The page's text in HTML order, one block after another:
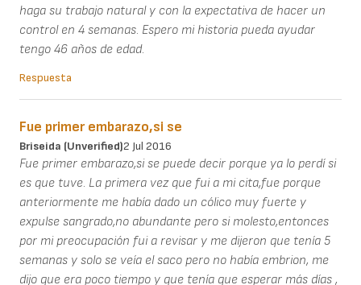
haga su trabajo natural y con la expectativa de hacer un
control en 4 semanas. Espero mi historia pueda ayudar
tengo 46 años de edad.
Respuesta
Fue primer embarazo,si se
Briseida (unverified)2 Jul 2016
Fue primer embarazo,si se puede decir porque ya lo perdí si
es que tuve. La primera vez que fui a mi cita,fue porque
anteriormente me había dado un cólico muy fuerte y
expulse sangrado,no abundante pero si molesto,entonces
por mi preocupación fui a revisar y me dijeron que tenía 5
semanas y solo se veía el saco pero no había embrion, me
dijo que era poco tiempo y que tenía que esperar más días ,